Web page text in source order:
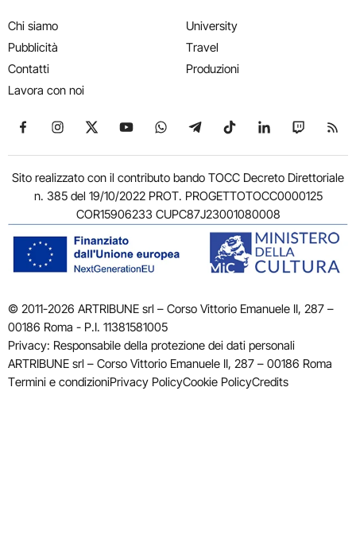
Chi siamo
Pubblicità
Contatti
Lavora con noi
University
Travel
Produzioni
Seguici su Facebook
Seguici su Instagram
Seguici su X
Seguici su YouTube
Seguici su WhatsApp
Seguici su Telegram
Seguici su TikTok
Seguici su
Seguici
Sito realizzato con il contributo bando TOCC Decreto Direttoriale
n. 385 del 19/10/2022 PROT. PROGETTOTOCC0000125
COR15906233 CUPC87J23001080008
© 2011-2026 ARTRIBUNE srl – Corso Vittorio Emanuele II, 287 –
00186 Roma - P.I. 11381581005
Privacy: Responsabile della protezione dei dati personali
ARTRIBUNE srl – Corso Vittorio Emanuele II, 287 – 00186 Roma
Termini e condizioniPrivacy PolicyCookie PolicyCredits